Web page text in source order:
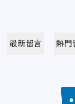
最新留言 熱門